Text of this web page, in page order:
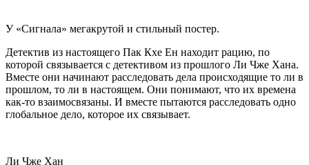
У «Сигнала» мегакрутой и стильный постер.
Детектив из настоящего Пак Кхе Ен находит рацию, по
которой связывается с детективом из прошлого Ли Чже Хана.
Вместе они начинают расследовать дела происходящие то ли в
прошлом, то ли в настоящем. Они понимают, что их времена
как-то взаимосвязаны. И вместе пытаются расследовать одно
глобальное дело, которое их связывает.
Ли Чже Хан